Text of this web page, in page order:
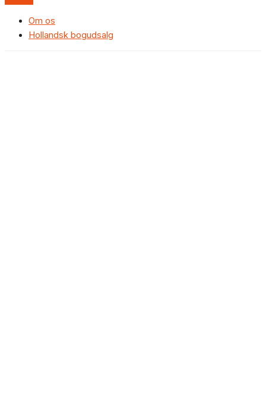
Om os
Hollandsk bogudsalg